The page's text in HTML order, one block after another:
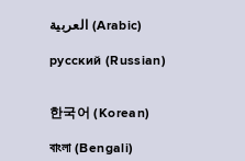
العربية (Arabic)
русский (Russian)
한국어 (Korean)
বাংলা (Bengali)